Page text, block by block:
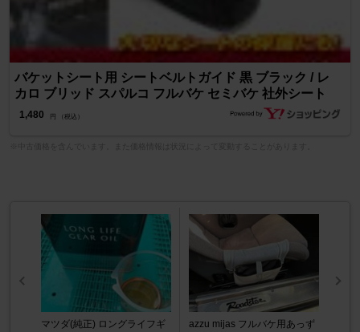
バケットシート用 シートベルトガイド 黒 ブラック / レ
カロ ブリッド スパルコ フルバケ セミバケ 社外シート
1,480 円 （税込）
マツダ(純正) ロングライフギ
azzu mijas フルバケ用あっず